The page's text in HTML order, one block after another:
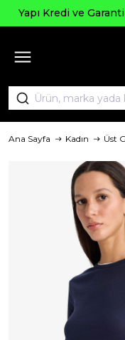
Yapı Kredi ve
Ana Sayfa Kadın Üst